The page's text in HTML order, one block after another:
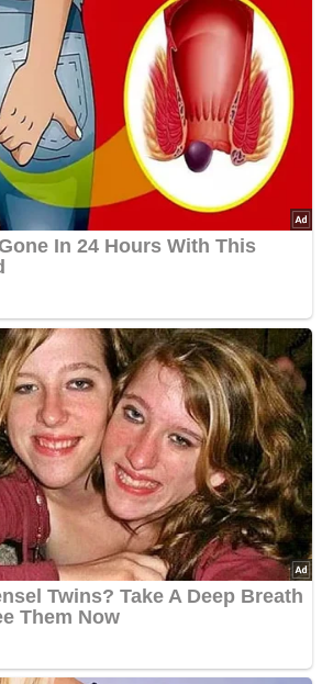
„Opa – Art“
Zutat
Spreewälder Rotkohl
fetter Speck
gemahlene Nelken
Salz
Zucker
Zutat
Kloßteig
des Tomaten-
Gulaschs